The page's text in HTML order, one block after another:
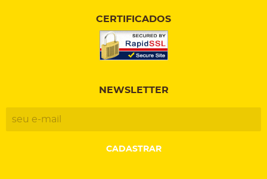
CERTIFICADOS
NEWSLETTER
CADASTRAR